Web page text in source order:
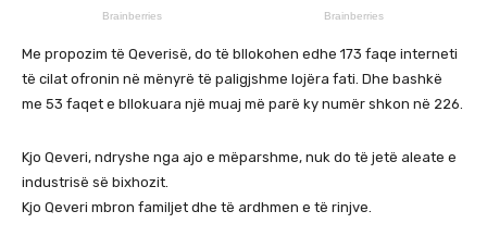
Me propozim të Qeverisë, do të bllokohen edhe 173 faqe interneti
të cilat ofronin në mënyrë të paligjshme lojëra fati. Dhe bashkë
me 53 faqet e bllokuara një muaj më parë ky numër shkon në 226.
Kjo Qeveri, ndryshe nga ajo e mëparshme, nuk do të jetë aleate e
industrisë së bixhozit.
Kjo Qeveri mbron familjet dhe të ardhmen e të rinjve.